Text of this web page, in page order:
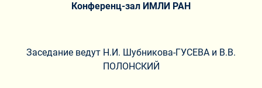
Конференц-зал ИМЛИ РАН
Заседание ведут Н.И. Шубникова-ГУСЕВА и В.В.
ПОЛОНСКИЙ